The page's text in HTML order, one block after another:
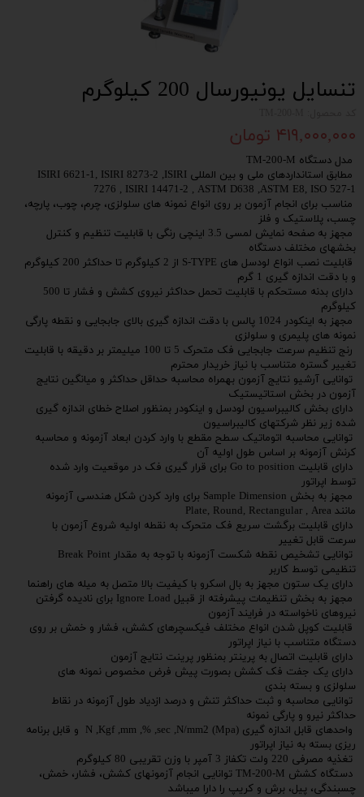
تنسایل یونیورسال 200 کیلوگرم
۴۱۹,۰۰۰,۰۰۰ تومان
مدل دستگاه TM-200-M
مطابق استانداردهای ملی و بین المللی ISIRI 6621-1, ISIRI 8273-2 ,ISIRI
7276 , ISIRI 14471-2 , ASTM D638 ,ASTM E8, ISO 527-1
مناسب برای انجام آزمون بر روی انواع نمونه های سلولزی، چرم، چوب، پارچه،
چسب، پلاستیک و فلز
مجهز به صفحه نمایش لمسی 3.5 اینچی رنگی با قابلیت تنظیم و کنترل
بخشهای مختلف دستگاه
قابلیت نصب انواع لودسل های S-TYPE از 2 کیلوگرم تا حداکثر 200 کیلوگرم
و با دقت اندازه گیری 1 گرم
دارای بدنه مستحکم با قابلیت تحمل حداکثر نیروی کشش و فشار تا 500
کیلوگرم
مجهز به اینکودر 1024 پالس با دقت اندازه گیری بالای جابجایی و نقطه پارگی
نمونه های پلیمری و سلولزی
رنج تنظیم سرعت جابجایی فک متحرک 5 تا 100 میلیمتر بر دقیقه با قابلیت
تغییر گستره متناسب با نیاز خریدار محترم
توانایی آرشیو نتایج آزمون بهمراه محاسبه حداقل حداکثر و میانگین نتایج
آزمون در بخش استاتیستیک
دارای بخش کالیبراسیون لودسل و اینکودر بمنظور اصلاح خطای اندازه گیری
شده زیر نظر شرکتهای کالیبراسیون
توانایی محاسبه اتوماتیک سطح مقطع با وارد کردن ابعاد آزمونه و محاسبه
کرنش آزمونه بر اساس طول اولیه آن
دارای قابلیت Go to position برای قرار گیری فک در موقعیت وارد شده
توسط اپراتور
مجهز به بخش Sample Dimension برای وارد کردن شکل هندسی آزمونه
مانند Plate, Round, Rectangular , Area
دارای قابلیت برگشت سریع فک متحرک به نقطه اولیه شروع آزمون با
سرعت قابل تغییر
توانایی تشخیص نقطه شکست آزمونه با توجه به مقدار Break Point
تنظیمی توسط کاربر
دارای یک ستون مجهز به بال اسکرو با کیفیت بالا متصل به میله های راهنما
مجهز به بخش تنظیمات پیشرفته از قبیل Ignore Load برای نادیده گرفتن
نیروهای ناخواسته در فرایند آزمون
قابلیت کوپل شدن انواع مختلف فیکسچرهای کشش، فشار و خمش بر روی
دستگاه متناسب با نیاز اپراتور
دارای قابلیت اتصال به پرینتر بمنظور پرینت نتایج آزمون
دارای یک جفت فک کشش بصورت پیش فرض مخصوص نمونه های
سلولزی و بسته بندی
توانایی محاسبه و ثبت حداکثر تنش و درصد ازدیاد طول آزمونه در نقاط
حداکثر نیرو و پارگی نمونه
واحدهای قابل اندازه گیری (N ,Kgf ,mm ,% ,sec ,N/mm2 (Mpa و قابل برنامه
ریزی بسته به نیاز اپراتور
تغذیه مصرفی 220 ولت تکفاز 3 آمپر با وزن تقریبی 80 کیلوگرم
دستگاه کشش TM-200-M توانایی انجام آزمونهای کشش، فشار، خمش،
چسبندگی، پیل، برش و کریپ را دارا میباشد